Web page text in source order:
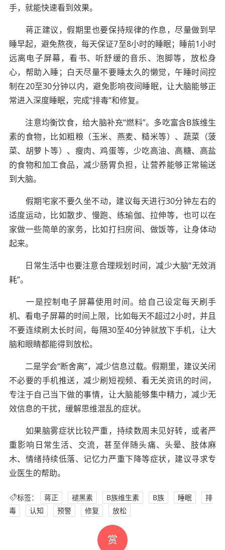
手，就能快速看到效果。
蒋正建议，假期里也要保持规律的作息，尽量做到早
睡早起，避免熬夜，每天保证7至8小时的睡眠；睡前1小时
远离电子屏幕，看书、听舒缓的音乐、泡脚等，放松身
心，帮助入睡；白天尽量不要睡太久的懒觉，午睡时间控
制在20至30分钟以内，避免影响夜间睡眠，让大脑能够正
常进入深度睡眠，完成“排毒”和修复。
注意均衡饮食，给大脑补充“燃料”。多吃富含B族维生
素的食物，比如粗粮（玉米、燕麦、糙米等）、蔬菜（菠
菜、胡萝卜等）、瘦肉、鸡蛋等，少吃高油、高糖、高盐
的食物和加工食品，减少肠胃负担，让营养能够正常输送
到大脑。
假期宅家不要久坐不动，建议每天进行30分钟左右的
适度运动，比如散步、慢跑、练瑜伽、拉伸等，也可以在
家做一些简单的家务，比如打扫房间、做饭等，让身体动
起来。
日常生活中也要注意合理规划时间，减少大脑“无效消
耗”。
一是控制电子屏幕使用时间。给自己设定每天刷手
机、看电子屏幕的时间上限，比如每天不超过2小时，并且
不要连续刷太长时间，每隔30至40分钟就放下手机，让大
脑和眼睛都能得到放松。
二是学会“断舍离”，减少信息过载。假期里，建议关闭
不必要的手机推送，减少刷短视频、看无关资讯的时间，
专注于自己当下做的事情，让大脑能够集中精力，减少无
效信息的干扰，缓解思维混乱的症状。
如果脑雾症状比较严重，持续数周未见好转，或者严
重影响日常生活、交流，甚至伴随头痛、头晕、肢体麻
木、情绪持续低落、记忆力严重下降等症状，建议寻求专
业医生的帮助。
标签： 蒋正 褪黑素 B族维生素 B族 睡眠
排
毒
认知 预警 修复 放松
赏